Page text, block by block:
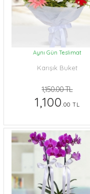
Aynı Gün Teslimat
Karışık Buket
1,150.00 TL
1,100.00 TL